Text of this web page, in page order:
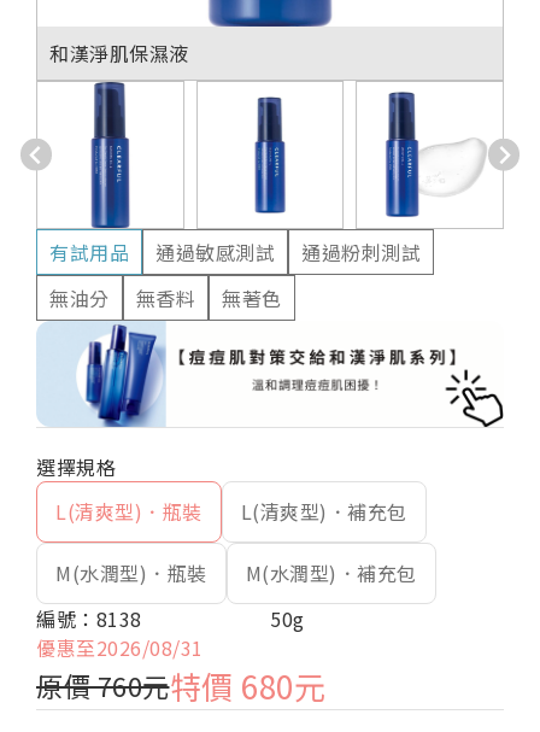
和漢淨肌保濕液
有試用品 通過敏感測試
通過粉刺測試
無油分
無香料 無著色
L(清爽型)．瓶裝 L(清爽型)．補充包
M(水潤型)．瓶裝
M(水潤型)．補充包
編號：8138
50g
優惠至2026/08/31
原價 760元特價 680元